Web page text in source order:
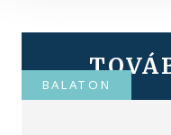
BALATON